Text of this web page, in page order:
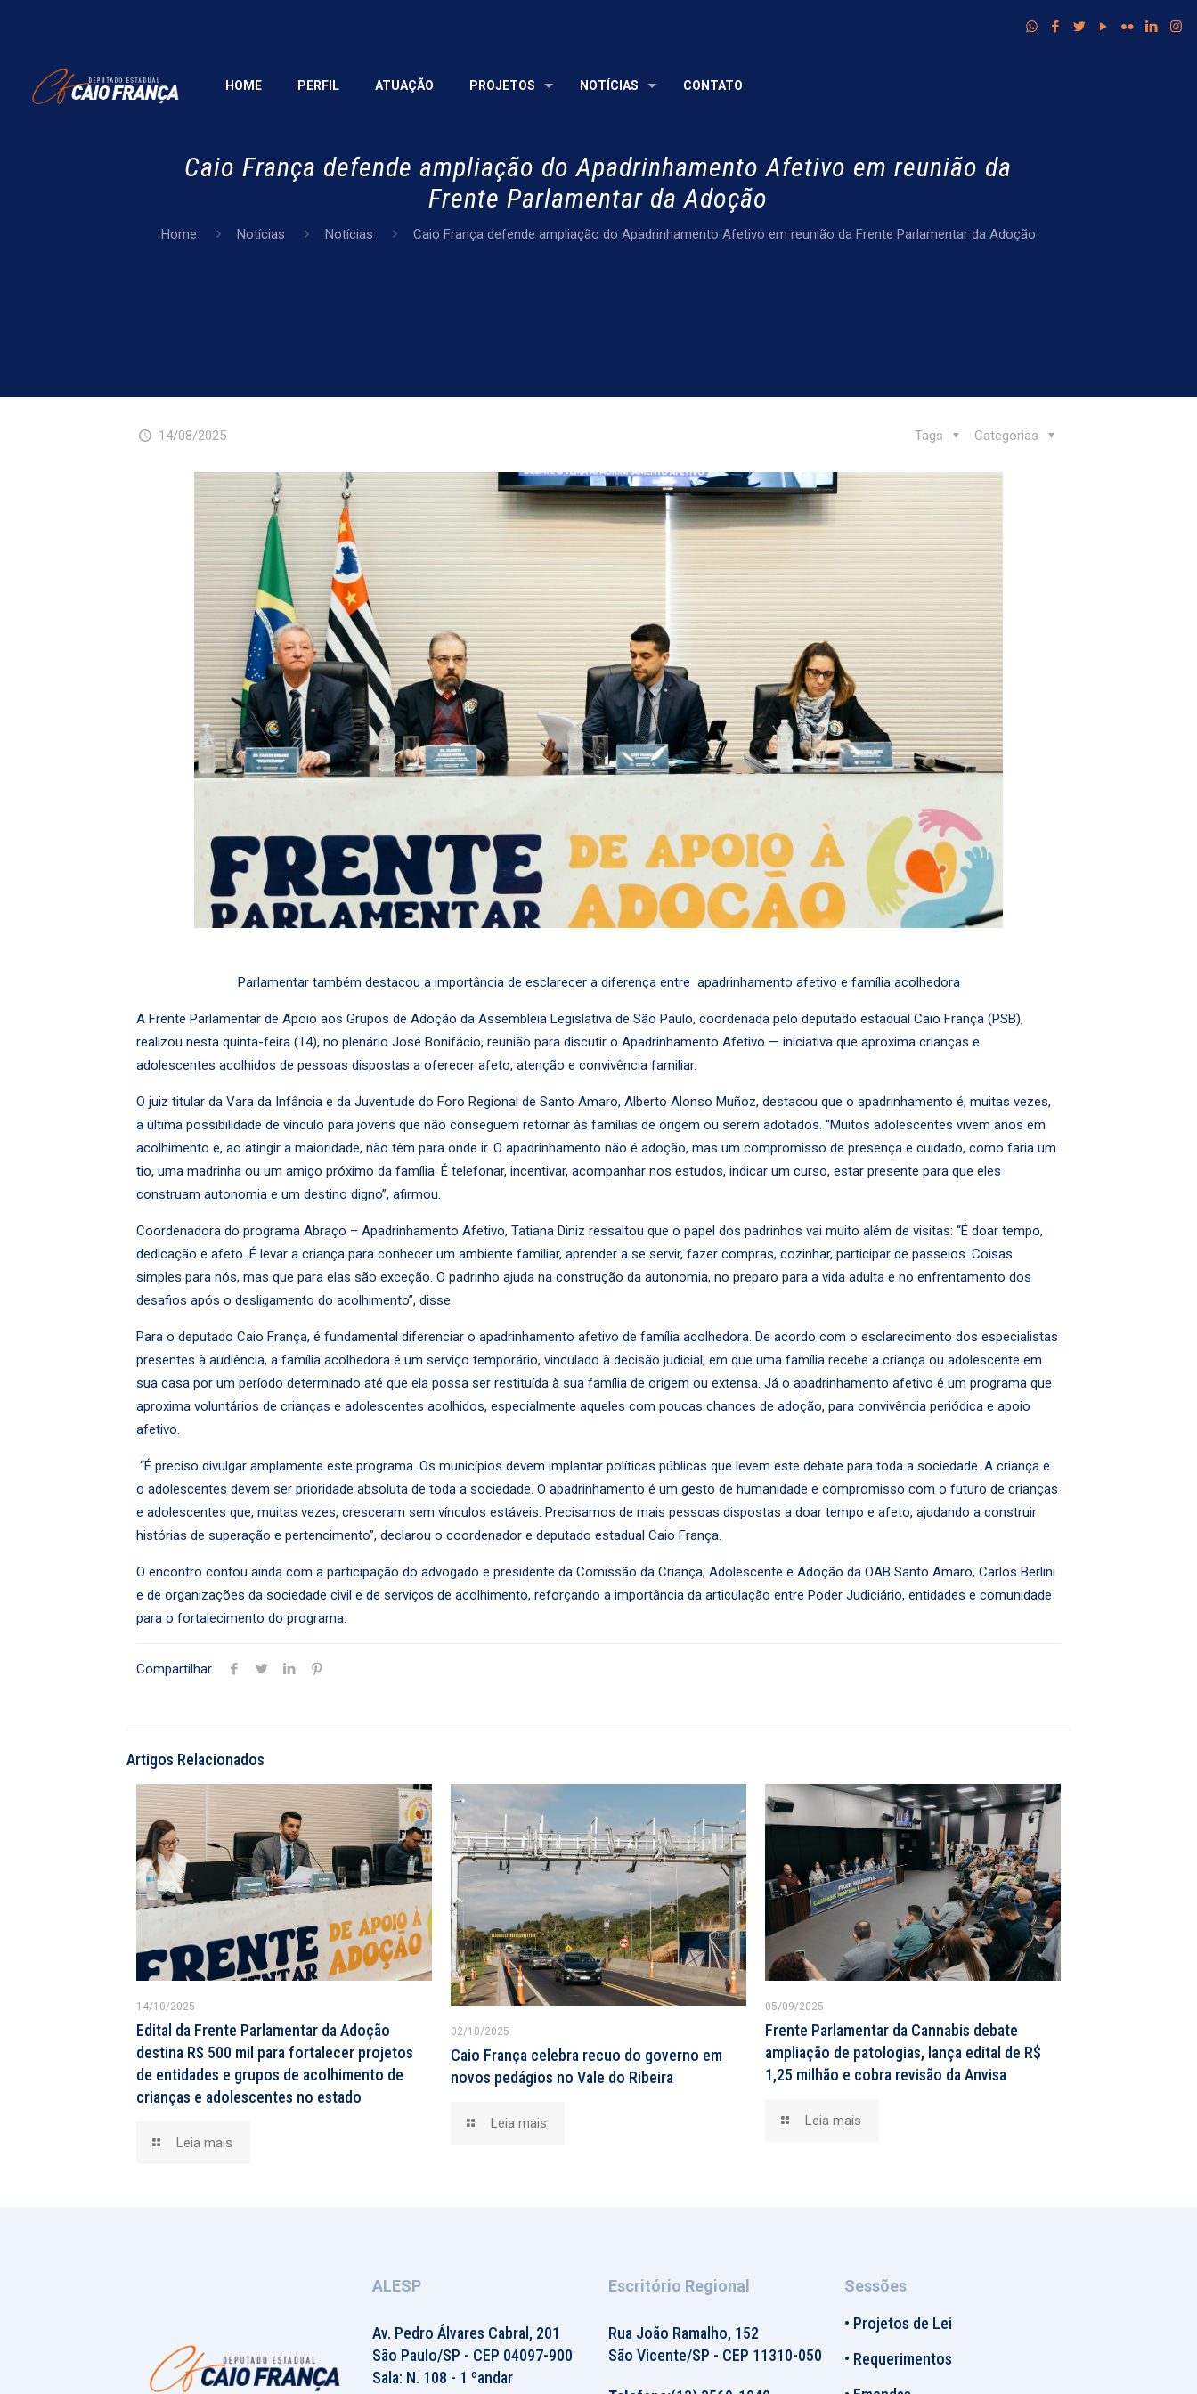
HOME PERFIL ATUAÇÃO PROJETOS NOTÍCIAS CONTATO
Caio França defende ampliação do Apadrinhamento Afetivo em reunião da
Frente Parlamentar da Adoção
Home Notícias Notícias Caio França defende ampliação do Apadrinhamento Afetivo em reunião da Frente Parlamentar da Adoção
14/08/2025 Categorias
Tags
Parlamentar também destacou a importância de esclarecer a diferença entre apadrinhamento afetivo e família acolhedora
A Frente Parlamentar de Apoio aos Grupos de Adoção da Assembleia Legislativa de São Paulo, coordenada pelo deputado estadual Caio França (PSB),
realizou nesta quinta-feira (14), no plenário José Bonifácio, reunião para discutir o Apadrinhamento Afetivo — iniciativa que aproxima crianças e
adolescentes acolhidos de pessoas dispostas a oferecer afeto, atenção e convivência familiar.
O juiz titular da Vara da Infância e da Juventude do Foro Regional de Santo Amaro, Alberto Alonso Muñoz, destacou que o apadrinhamento é, muitas vezes,
a última possibilidade de vínculo para jovens que não conseguem retornar às famílias de origem ou serem adotados. “Muitos adolescentes vivem anos em
acolhimento e, ao atingir a maioridade, não têm para onde ir. O apadrinhamento não é adoção, mas um compromisso de presença e cuidado, como faria um
tio, uma madrinha ou um amigo próximo da família. É telefonar, incentivar, acompanhar nos estudos, indicar um curso, estar presente para que eles
construam autonomia e um destino digno”, afirmou.
Coordenadora do programa Abraço – Apadrinhamento Afetivo, Tatiana Diniz ressaltou que o papel dos padrinhos vai muito além de visitas: “É doar tempo,
dedicação e afeto. É levar a criança para conhecer um ambiente familiar, aprender a se servir, fazer compras, cozinhar, participar de passeios. Coisas
simples para nós, mas que para elas são exceção. O padrinho ajuda na construção da autonomia, no preparo para a vida adulta e no enfrentamento dos
desafios após o desligamento do acolhimento”, disse.
Para o deputado Caio França, é fundamental diferenciar o apadrinhamento afetivo de família acolhedora. De acordo com o esclarecimento dos especialistas
presentes à audiência, a família acolhedora é um serviço temporário, vinculado à decisão judicial, em que uma família recebe a criança ou adolescente em
sua casa por um período determinado até que ela possa ser restituída à sua família de origem ou extensa. Já o apadrinhamento afetivo é um programa que
aproxima voluntários de crianças e adolescentes acolhidos, especialmente aqueles com poucas chances de adoção, para convivência periódica e apoio
afetivo.
“É preciso divulgar amplamente este programa. Os municípios devem implantar políticas públicas que levem este debate para toda a sociedade. A criança e
o adolescentes devem ser prioridade absoluta de toda a sociedade. O apadrinhamento é um gesto de humanidade e compromisso com o futuro de crianças
e adolescentes que, muitas vezes, cresceram sem vínculos estáveis. Precisamos de mais pessoas dispostas a doar tempo e afeto, ajudando a construir
histórias de superação e pertencimento”, declarou o coordenador e deputado estadual Caio França.
O encontro contou ainda com a participação do advogado e presidente da Comissão da Criança, Adolescente e Adoção da OAB Santo Amaro, Carlos Berlini
e de organizações da sociedade civil e de serviços de acolhimento, reforçando a importância da articulação entre Poder Judiciário, entidades e comunidade
para o fortalecimento do programa.
Compartilhar
Artigos Relacionados
14/10/2025
Edital da Frente Parlamentar da Adoção
destina R$ 500 mil para fortalecer projetos
de entidades e grupos de acolhimento de
crianças e adolescentes no estado
Leia mais
02/10/2025
Caio França celebra recuo do governo em
novos pedágios no Vale do Ribeira
Leia mais
05/09/2025
Frente Parlamentar da Cannabis debate
ampliação de patologias, lança edital de R$
1,25 milhão e cobra revisão da Anvisa
Leia mais
ALESP
Av. Pedro Álvares Cabral, 201
São Paulo/SP - CEP 04097-900
Sala: N. 108 - 1 ºandar
Escritório Regional
Rua João Ramalho, 152
São Vicente/SP - CEP 11310-050
Sessões
• Projetos de Lei
• Requerimentos